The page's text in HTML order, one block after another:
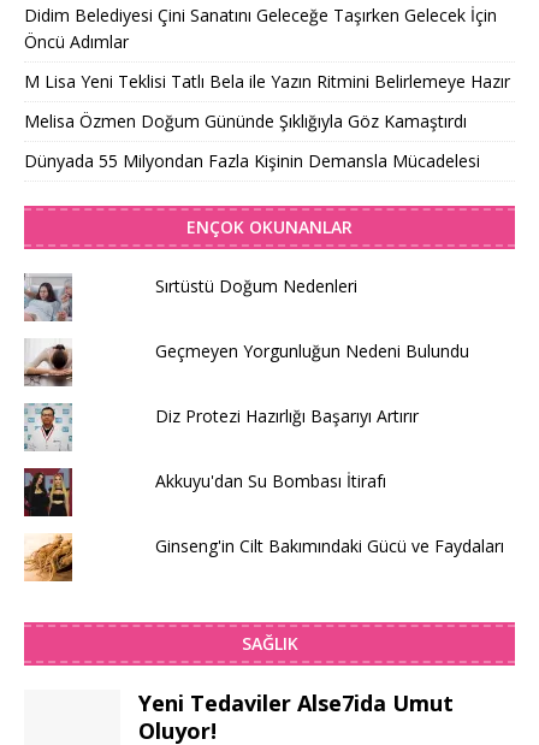
Didim Belediyesi Çini Sanatını Geleceğe Taşırken Gelecek İçin
Öncü Adımlar
M Lisa Yeni Teklisi Tatlı Bela ile Yazın Ritmini Belirlemeye Hazır
Melisa Özmen Doğum Gününde Şıklığıyla Göz Kamaştırdı
Dünyada 55 Milyondan Fazla Kişinin Demansla Mücadelesi
ENÇOK OKUNANLAR
Sırtüstü Doğum Nedenleri
Geçmeyen Yorgunluğun Nedeni Bulundu
Diz Protezi Hazırlığı Başarıyı Artırır
Akkuyu'dan Su Bombası İtirafı
Ginseng'in Cilt Bakımındaki Gücü ve Faydaları
SAĞLIK
Yeni Tedaviler Alse7ida Umut
Oluyor!